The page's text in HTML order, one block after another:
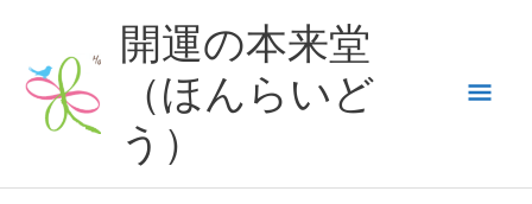
ッ
開運の本来堂
（ほんらいど
う）
メ